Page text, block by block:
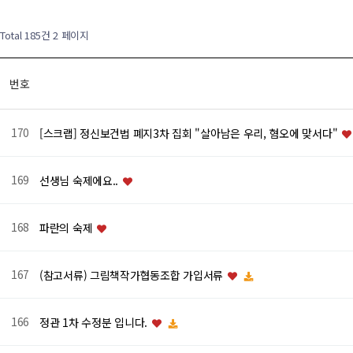
Total 185건 2 페이지
번호
170 [스크랩] 정신보건법 폐지3차 집회 "살아남은 우리, 혐오에 맞서다"
169 선생님 숙제에요..
168 파란의 숙제
167 (참고서류) 그림책작가협동조합 가입서류
166 정관 1차 수정분 입니다.